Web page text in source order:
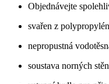
Objednávejte
svařen z
nepropustná
soustava norných